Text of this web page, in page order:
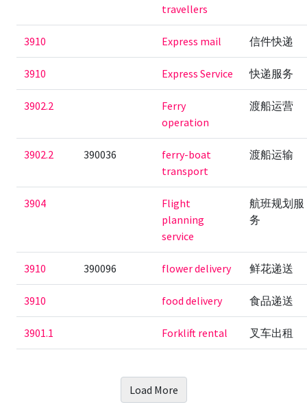
travellers
3910 Express mail 信件快递
3910 Express Service 快递服务
3902.2
Ferry
operation
渡船运营
3902.2 390036
ferry-boat
transport
渡船运输
3904
Flight
planning
service
航班规划服
务
3910 390096 flower delivery 鲜花递送
3910 food delivery 食品递送
3901.1 Forklift rental 叉车出租
Load More